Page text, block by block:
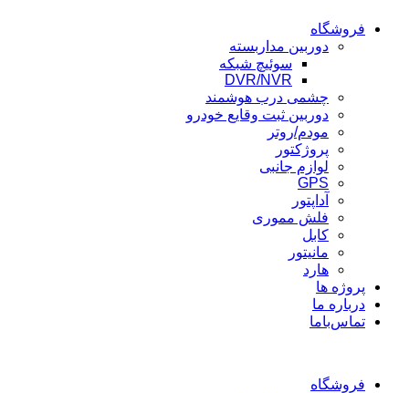
فروشگاه
دوربین مداربسته
سوئیچ شبکه
DVR/NVR
چشمی درب هوشمند
دوربین ثبت وقایع خودرو
مودم/روتر
پروژکتور
لوازم جانبی
GPS
آداپتور
فلش مموری
کابل
مانیتور
هارد
پروژه ها
درباره ما
تماس‌باما
فروشگاه